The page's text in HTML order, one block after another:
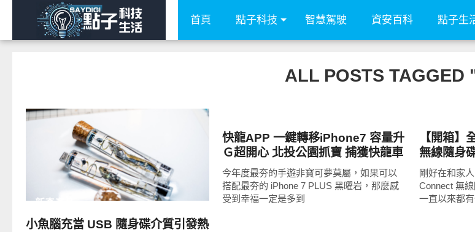
首頁 點子科技 智慧駕駛 資安百科 點子生
ALL POSTS TAGGED
READ
MORE
新奇產品
小魚腦充當 USB 隨身碟介質引發熱
快龍APP 一鍵轉移iPhone7 容量升
Ｇ超開心 北投公園抓寶 捕獲快龍車
實況直擊
今年度最夯的手遊非寶可夢莫屬，如果可以
搭配最夯的 iPhone 7 PLUS 黑曜岩，那麼感
受到幸福一定是多到
【開箱
無線隨身
這招
剛好在和家
Connect 無
一直以來都